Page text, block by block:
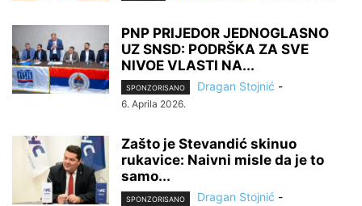
PNP PRIJEDOR JEDNOGLASNO
UZ SNSD: PODRŠKA ZA SVE
NIVOE VLASTI NA...
SPONZORISANO Dragan Stojnić -
6. Aprila 2026.
Zašto je Stevandić skinuo
rukavice: Naivni misle da je to
samo...
SPONZORISANO Dragan Stojnić -